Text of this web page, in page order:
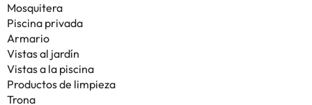
Mosquitera
Piscina privada
Armario
Vistas al jardín
Vistas a la piscina
Productos de limpieza
Trona